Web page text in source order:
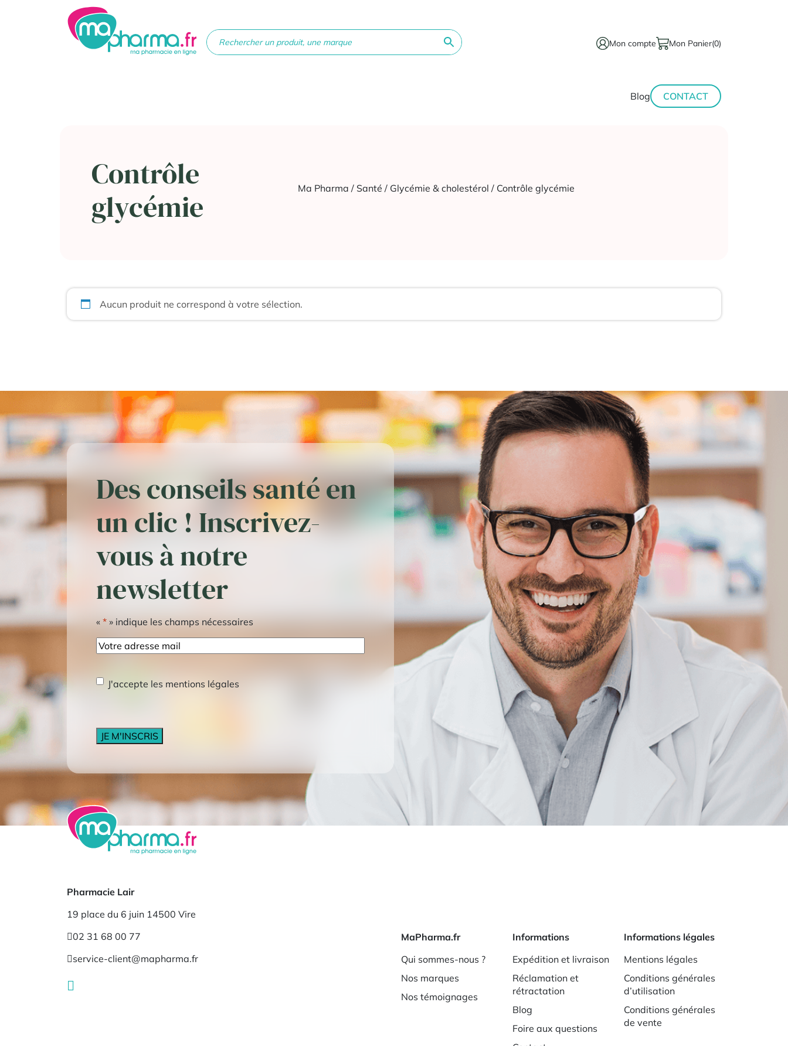
Mon compte Mon Panier(0)
Blog CONTACT
Contrôle
glycémie
Ma Pharma / Santé / Glycémie & cholestérol / Contrôle glycémie
Aucun produit ne correspond à votre sélection.
Des conseils santé en
un clic ! Inscrivez-
vous à notre
newsletter
« * » indique les champs nécessaires
E-
mail
RGPD*
J'accepte les mentions légales
Pharmacie Lair
19 place du 6 juin 14500 Vire
02 31 68 00 77
service-client@mapharma.fr
MaPharma.fr
Qui sommes-nous ?
Nos marques
Nos témoignages
Informations
Expédition et livraison
Réclamation et
rétractation
Blog
Foire aux questions
Contact
Informations légales
Mentions légales
Conditions générales
d’utilisation
Conditions générales
de vente